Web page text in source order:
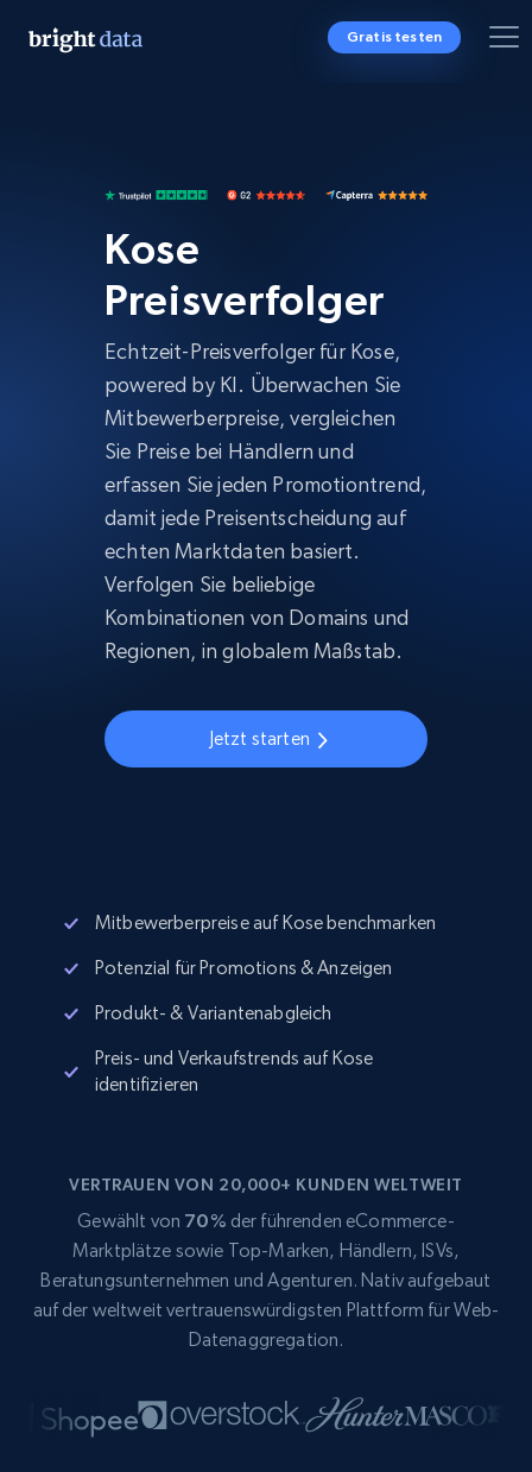
Gratis testen
Kose
Preisverfolger
Echtzeit-Preisverfolger für Kose,
powered by KI. Überwachen Sie
Mitbewerberpreise, vergleichen
Sie Preise bei Händlern und
erfassen Sie jeden Promotiontrend,
damit jede Preisentscheidung auf
echten Marktdaten basiert.
Verfolgen Sie beliebige
Kombinationen von Domains und
Regionen, in globalem Maßstab.
Jetzt starten
Mitbewerberpreise auf Kose benchmarken
Potenzial für Promotions & Anzeigen
Produkt- & Variantenabgleich
Preis- und Verkaufstrends auf Kose
identifizieren
VERTRAUEN VON 20,000+ KUNDEN WELTWEIT
Gewählt von 70% der führenden eCommerce-
Marktplätze sowie Top-Marken, Händlern, ISVs,
Beratungsunternehmen und Agenturen. Nativ aufgebaut
auf der weltweit vertrauenswürdigsten Plattform für Web-
Datenaggregation.